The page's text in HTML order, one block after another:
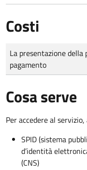
Costi
Tipo di pagamento
Importo
La presentazione
pagamento
Cosa serve
Per accedere al
SPID (sistema
d’identità
(CNS)